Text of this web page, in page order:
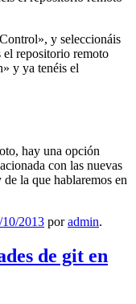
y seleccionáis
el repositorio remoto
y ya tenéis el
hay una opción
con las nuevas
la que hablaremos en
10/2013 poradmin.
de git en